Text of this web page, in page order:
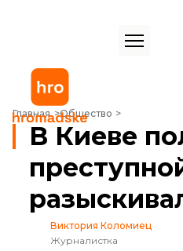
Главная Общество
В Киеве полиция задержала
В Киеве
Виктория Коломиец
Журналистка